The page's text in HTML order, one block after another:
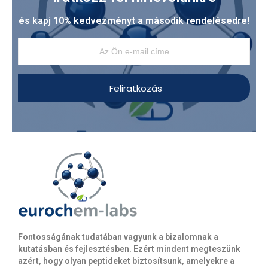
és kapj 10% kedvezményt a második rendelésedre!
Feliratkozás
Fontosságának tudatában vagyunk a bizalomnak a
kutatásban és fejlesztésben. Ezért mindent megteszünk
azért, hogy olyan peptideket biztosítsunk, amelyekre a